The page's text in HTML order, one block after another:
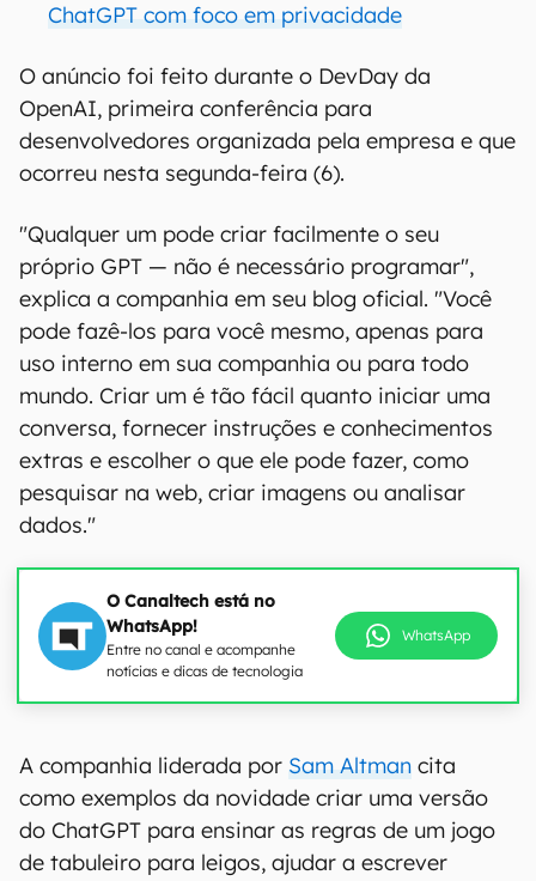
ChatGPT com foco em privacidade
O anúncio foi feito durante o DevDay da
OpenAI, primeira conferência para
desenvolvedores organizada pela empresa e que
ocorreu nesta segunda-feira (6).
"Qualquer um pode criar facilmente o seu
próprio GPT — não é necessário programar",
explica a companhia em seu blog oficial. "Você
pode fazê-los para você mesmo, apenas para
uso interno em sua companhia ou para todo
mundo. Criar um é tão fácil quanto iniciar uma
conversa, fornecer instruções e conhecimentos
extras e escolher o que ele pode fazer, como
pesquisar na web, criar imagens ou analisar
dados."
O Canaltech está no
WhatsApp!
Entre no canal e acompanhe
notícias e dicas de tecnologia
WhatsApp
A companhia liderada por Sam Altman cita
como exemplos da novidade criar uma versão
do ChatGPT para ensinar as regras de um jogo
de tabuleiro para leigos, ajudar a escrever